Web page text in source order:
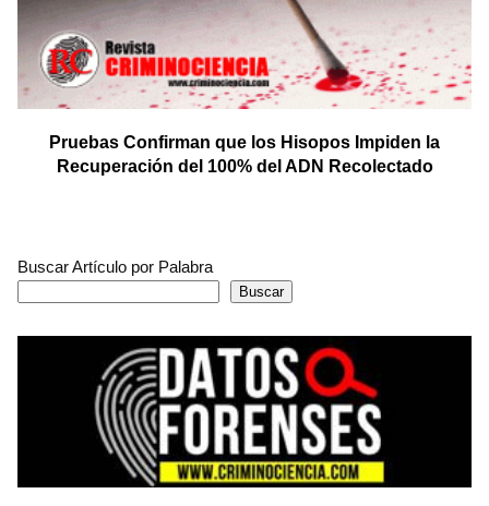
Pruebas Confirman que los Hisopos Impiden la
Recuperación del 100% del ADN Recolectado
Buscar Artículo por Palabra
Buscar